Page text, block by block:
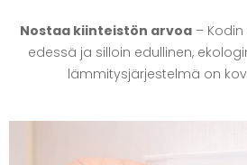
Nostaa kiinteistön arvoa –
edessä ja silloin edullinen,
lämmitysjärjestelmä on